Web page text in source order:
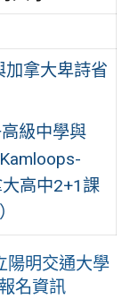
加拿大卑詩省
級中學與
高中2+1課
陽明交通大學
名資訊